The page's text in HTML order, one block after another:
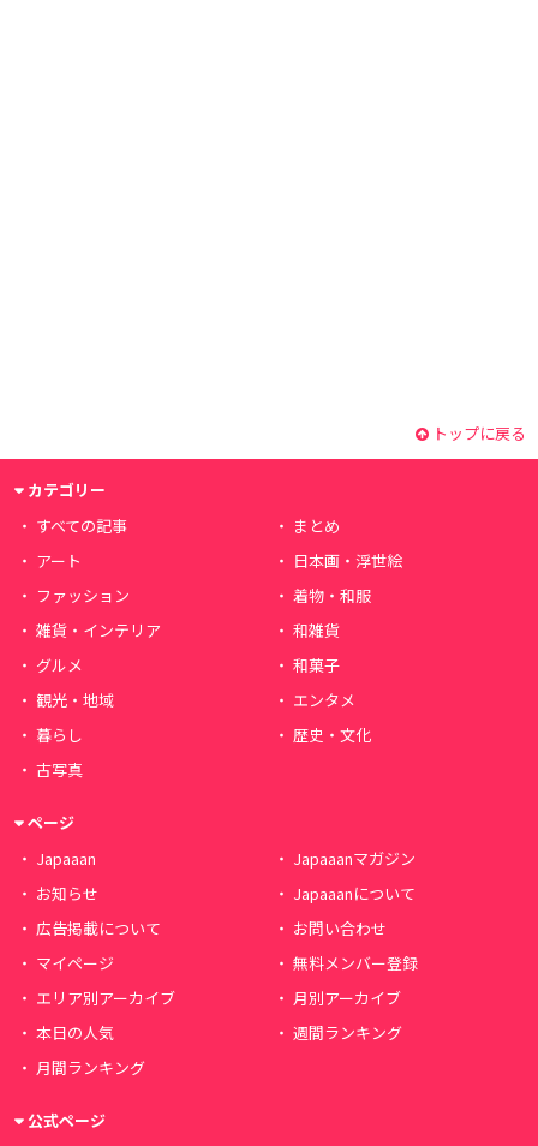
トップに戻る
カテゴリー
すべての記事
まとめ
アート
日本画・浮世絵
ファッション
着物・和服
雑貨・インテリア
和雑貨
グルメ
和菓子
観光・地域
エンタメ
暮らし
歴史・文化
古写真
ページ
Japaaan
Japaaanマガジン
お知らせ
Japaaanについて
広告掲載について
お問い合わせ
マイページ
無料メンバー登録
エリア別アーカイブ
月別アーカイブ
本日の人気
週間ランキング
月間ランキング
公式ページ